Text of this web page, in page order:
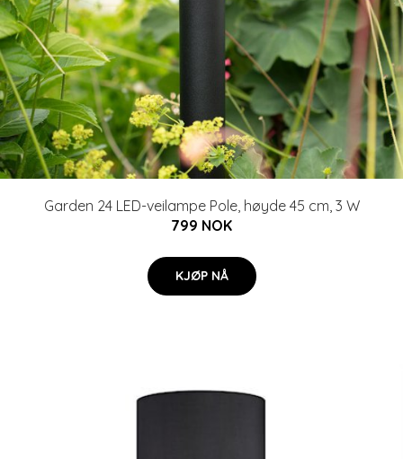
Garden 24 LED-veilampe Pole, høyde 45 cm, 3 W
799 NOK
KJØP NÅ